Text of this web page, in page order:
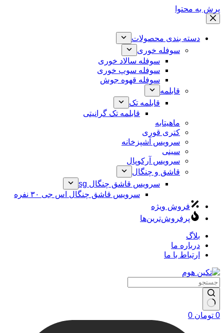
پرش به محتوا
دسته بندی محصولات
سوفله خوری
سوفله سالاد خوری
سوفله سوپ خوری
سوفله قهوه جوش
قابلمه
قابلمه تک
قابلمه تک گرانیتی
ماهیتابه
کتری قوری
سرویس آشپزخانه
سینی
سرویس آرکوپال
قاشق و چنگال
سرویس قاشق چنگال sg
سرویس قاشق چنگال اس جی ۳۰ نفره
فروش ویژه
پرفروش‌ترین‌ها
بلاگ
درباره ما
ارتباط با ما
سبد
0 تومان 0